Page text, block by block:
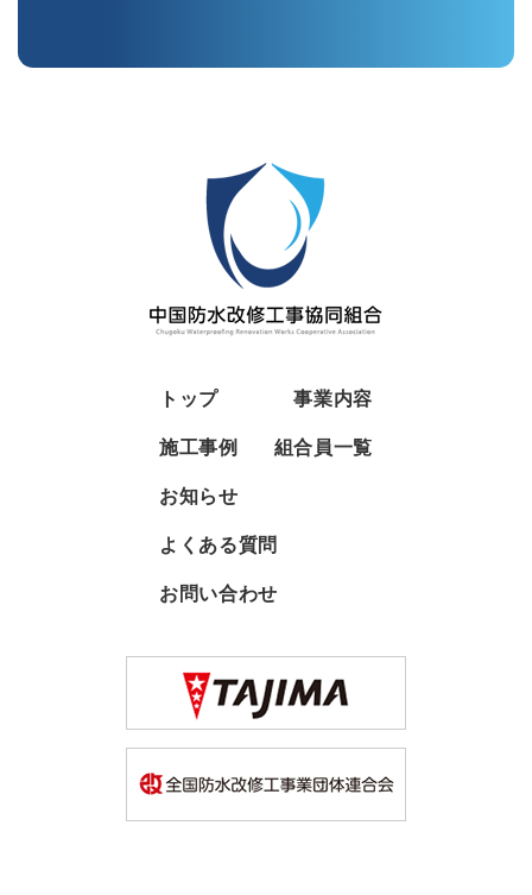
トップ 事業内容
施工事例 組合員一覧
お知らせ
よくある質問
お問い合わせ